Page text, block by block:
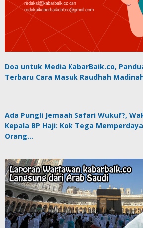
Doa untuk Media KabarBaik.co,
Terbaru Cara Masuk Raudhah
Ada Pungli Jemaah Safari Wukuf?,
Kepala BP Haji: Kok Tega Memperdaya
Orang…